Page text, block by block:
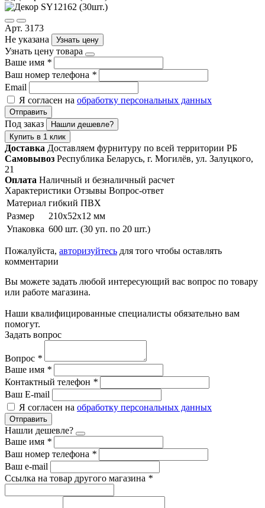
Арт. 3173
Не указана
Узнать цену
Узнать цену товара
Ваше имя *
Ваш номер телефона *
Email
Я согласен на обработку персональных данных
Отправить
Под заказ
Нашли дешевле?
Купить в 1 клик
Доставка Доставляем фурнитуру по всей территории РБ
Самовывоз Республика Беларусь, г. Могилёв, ул. Залуцкого,
21
Оплата Наличный и безналичный расчет
Характеристики Отзывы Вопрос-ответ
Материал гибкий ПВХ
Размер
210х52х12 мм
Упаковка 600 шт. (30 уп. по 20 шт.)
Пожалуйста, авторизуйтесь для того чтобы оставлять
комментарии
Вы можете задать любой интересующий вас вопрос по товару
или работе магазина.
Наши квалифицированные специалисты обязательно вам
помогут.
Задать вопрос
Вопрос *
Ваше имя *
Контактный телефон *
Ваш E-mail
Я согласен на обработку персональных данных
Отправить
Нашли дешевле?
Ваше имя *
Ваш номер телефона *
Ваш e-mail
Ссылка на товар другого магазина *